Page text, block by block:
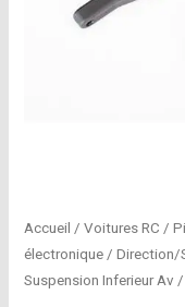
Accueil /Voitures RC /
électronique /Direction/
Suspension Inferieur Av